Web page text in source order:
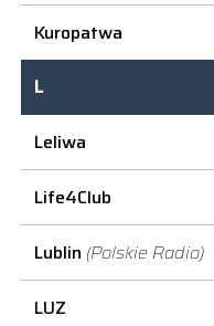
Kuropatwa
L
Leliwa
Life4Club
Lublin (Polskie Radio)
LUZ